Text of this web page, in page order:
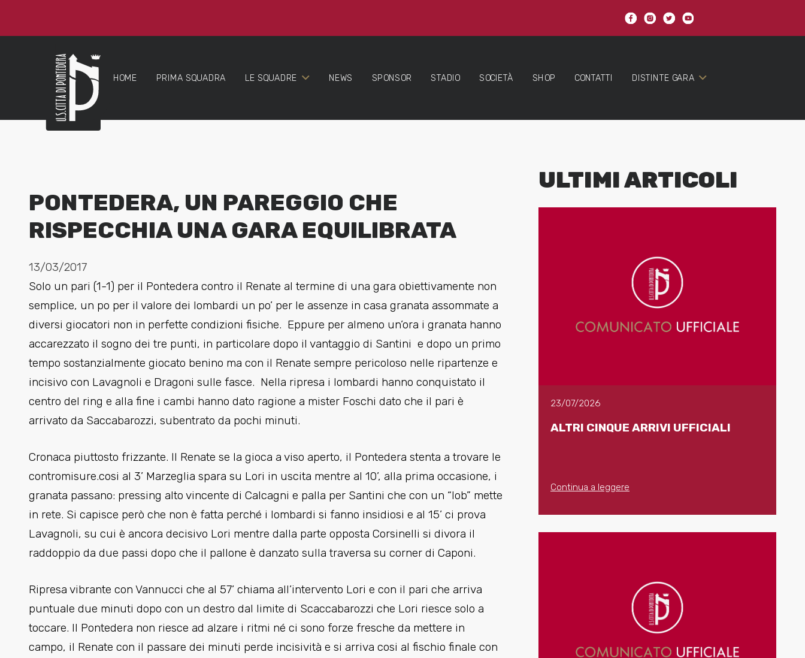
HOME PRIMA SQUADRA LE SQUADRE NEWS SPONSOR STADIO SOCIETÀ SHOP CONTATTI DISTINTE GARA
PONTEDERA, UN PAREGGIO CHE
RISPECCHIA UNA GARA EQUILIBRATA
13/03/2017
Solo un pari (1-1) per il Pontedera contro il Renate al termine di una gara obiettivamente non
semplice, un po per il valore dei lombardi un po’ per le assenze in casa granata assommate a
diversi giocatori non in perfette condizioni fisiche. Eppure per almeno un’ora i granata hanno
accarezzato il sogno dei tre punti, in particolare dopo il vantaggio di Santini e dopo un primo
tempo sostanzialmente giocato benino ma con il Renate sempre pericoloso nelle ripartenze e
incisivo con Lavagnoli e Dragoni sulle fasce. Nella ripresa i lombardi hanno conquistato il
centro del ring e alla fine i cambi hanno dato ragione a mister Foschi dato che il pari è
arrivato da Saccabarozzi, subentrato da pochi minuti.
Cronaca piuttosto frizzante. Il Renate se la gioca a viso aperto, il Pontedera stenta a trovare le
contromisure.cosi al 3’ Marzeglia spara su Lori in uscita mentre al 10’, alla prima occasione, i
granata passano: pressing alto vincente di Calcagni e palla per Santini che con un “lob” mette
in rete. Si capisce però che non è fatta perché i lombardi si fanno insidiosi e al 15’ ci prova
Lavagnoli, su cui è ancora decisivo Lori mentre dalla parte opposta Corsinelli si divora il
raddoppio da due passi dopo che il pallone è danzato sulla traversa su corner di Caponi.
Ripresa vibrante con Vannucci che al 57’ chiama all’intervento Lori e con il pari che arriva
puntuale due minuti dopo con un destro dal limite di Scaccabarozzi che Lori riesce solo a
toccare. Il Pontedera non riesce ad alzare i ritmi né ci sono forze fresche da mettere in
campo, il Renate con il passare dei minuti perde incisività e si arriva cosi al fischio finale con
ULTIMI ARTICOLI
23/07/2026
ALTRI CINQUE ARRIVI UFFICIALI
Continua a leggere